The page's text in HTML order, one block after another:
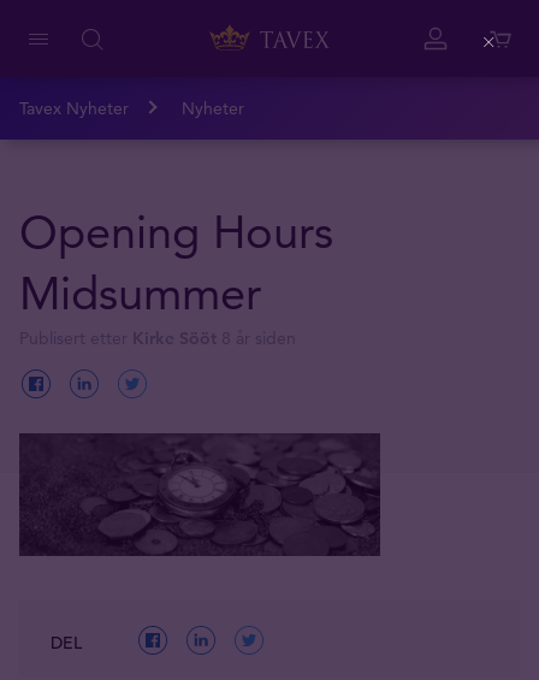
Tavex Nyheter Nyheter
Opening Hours
Midsummer
DEL
Close